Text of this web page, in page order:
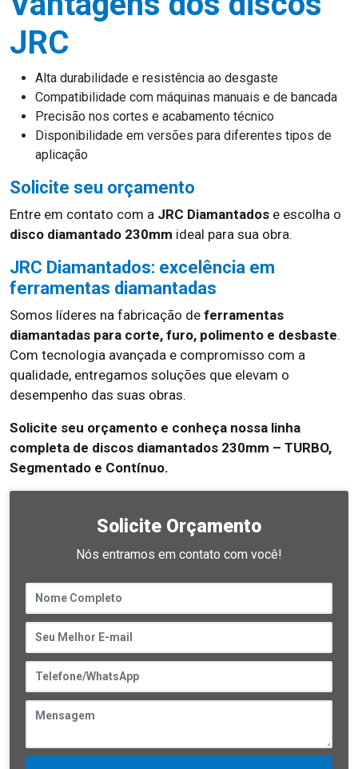
JRC
Alta durabilidade e resistência ao desgaste
Compatibilidade com máquinas manuais e de bancada
Precisão nos cortes e acabamento técnico
Disponibilidade em versões para diferentes tipos de
aplicação
Solicite seu orçamento
Entre em contato com a JRC Diamantados e escolha o
disco diamantado 230mm ideal para sua obra.
JRC Diamantados: excelência em
ferramentas diamantadas
Somos líderes na fabricação de ferramentas
diamantadas para corte, furo, polimento e desbaste.
Com tecnologia avançada e compromisso com a
qualidade, entregamos soluções que elevam o
desempenho das suas obras.
Solicite seu orçamento e conheça nossa linha
completa de discos diamantados 230mm – TURBO,
Segmentado e Contínuo.
Solicite Orçamento
Nós entramos em contato com você!